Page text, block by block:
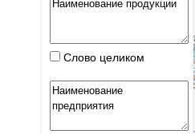
Слово целиком